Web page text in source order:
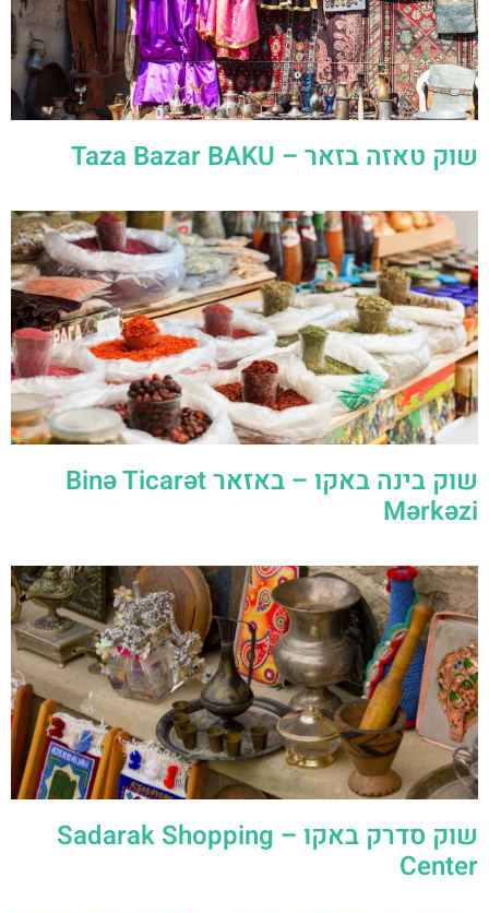
שוק טאזה בזאר – Taza Bazar BAKU
שוק בינה באקו – באזאר Binə Ticarət
Mərkəzi
שוק סדרק באקו – Sadarak Shopping
Center